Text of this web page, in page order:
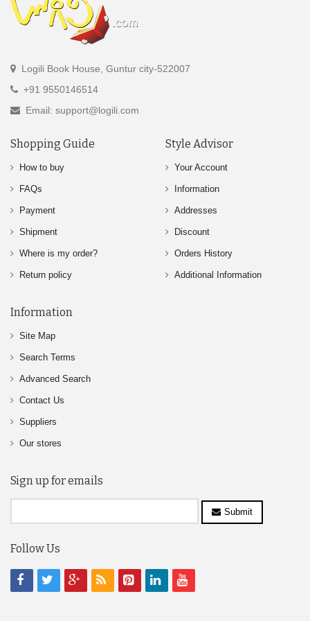
Logili Book House, Guntur city-522007
+91 9550146514
Email: support@logili.com
Shopping Guide
How to buy
FAQs
Payment
Shipment
Where is my order?
Return policy
Style Advisor
Your Account
Information
Addresses
Discount
Orders History
Additional Information
Information
Site Map
Search Terms
Advanced Search
Contact Us
Suppliers
Our stores
Sign up for emails
Submit
Follow Us